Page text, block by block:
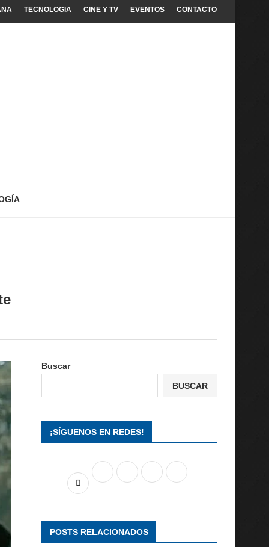
TECNOLOGIA CINE Y TV EVENTOS CONTACTO
Buscar
BUSCAR
¡SÍGUENOS EN REDES!
POSTS RELACIONADOS